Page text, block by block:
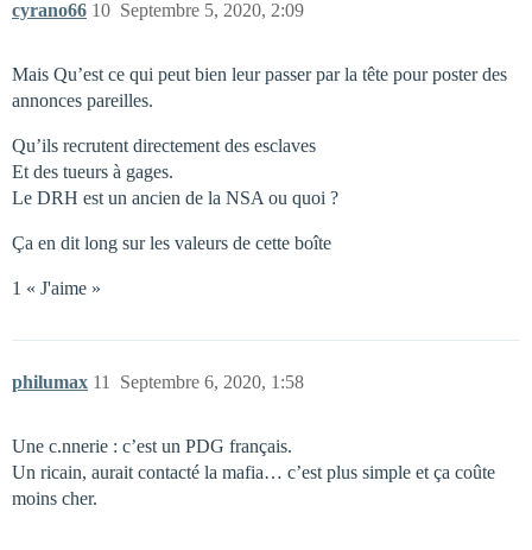
cyrano66 Septembre 5, 2020, 2:09
10
Mais Qu’est ce qui peut bien leur passer par la tête pour poster des
annonces pareilles.
Qu’ils recrutent directement des esclaves
Et des tueurs à gages.
Le DRH est un ancien de la NSA ou quoi ?
Ça en dit long sur les valeurs de cette boîte
1 « J'aime »
philumax Septembre 6, 2020, 1:58
11
Une c.nnerie : c’est un PDG français.
Un ricain, aurait contacté la mafia… c’est plus simple et ça coûte
moins cher.